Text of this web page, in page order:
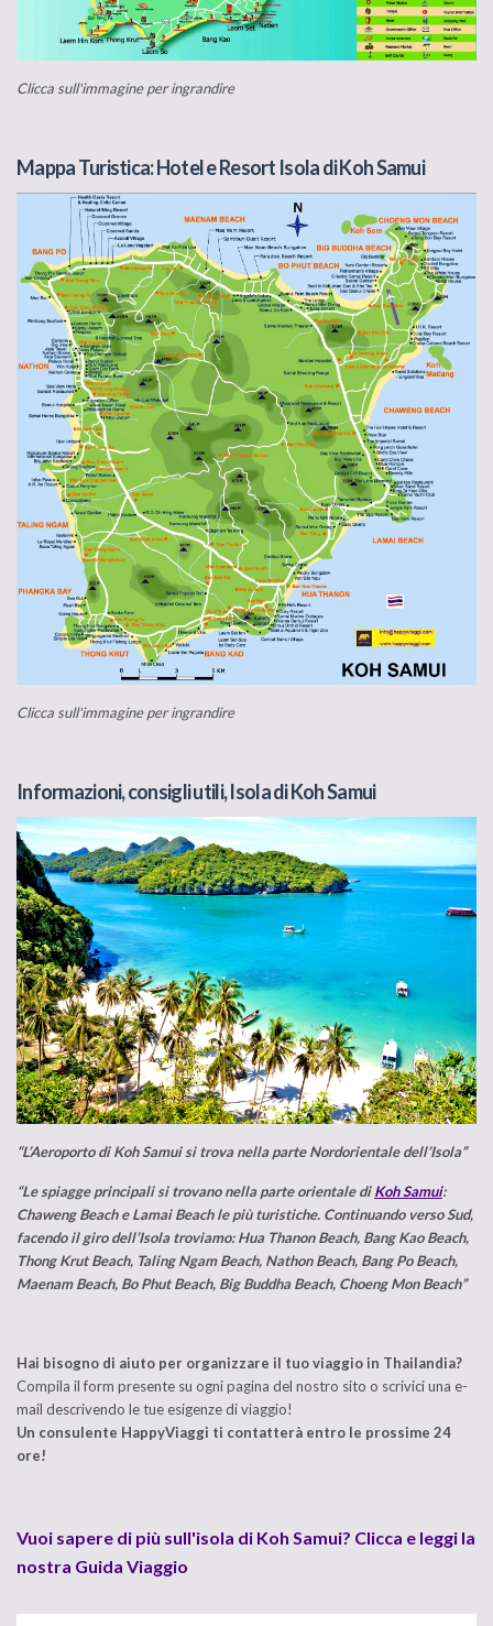
Clicca sull'immagine per ingrandire
Mappa Turistica: Hotel e Resort Isola di Koh Samui
Clicca sull'immagine per ingrandire
Informazioni, consigli utili, Isola di Koh Samui
“L’Aeroporto di Koh Samui si trova nella parte Nordorientale dell’Isola”
“Le spiagge principali si trovano nella parte orientale diKoh Samui:
Chaweng Beach e Lamai Beach le più turistiche. Continuando verso Sud,
facendo il giro dell’Isola troviamo: Hua Thanon Beach, Bang Kao Beach,
Thong Krut Beach, Taling Ngam Beach, Nathon Beach, Bang Po Beach,
Maenam Beach, Bo Phut Beach, Big Buddha Beach, Choeng Mon Beach”
Hai bisogno di aiuto per organizzare il tuo viaggio in Thailandia?
Compila il form presente su ogni pagina del nostro sito o scrivici una e-
mail descrivendo le tue esigenze di viaggio!
Un consulente HappyViaggi ti contatterà entro le prossime 24
ore!
Vuoi sapere di più sull'isola di Koh Samui? Clicca e leggi la
nostra Guida Viaggio